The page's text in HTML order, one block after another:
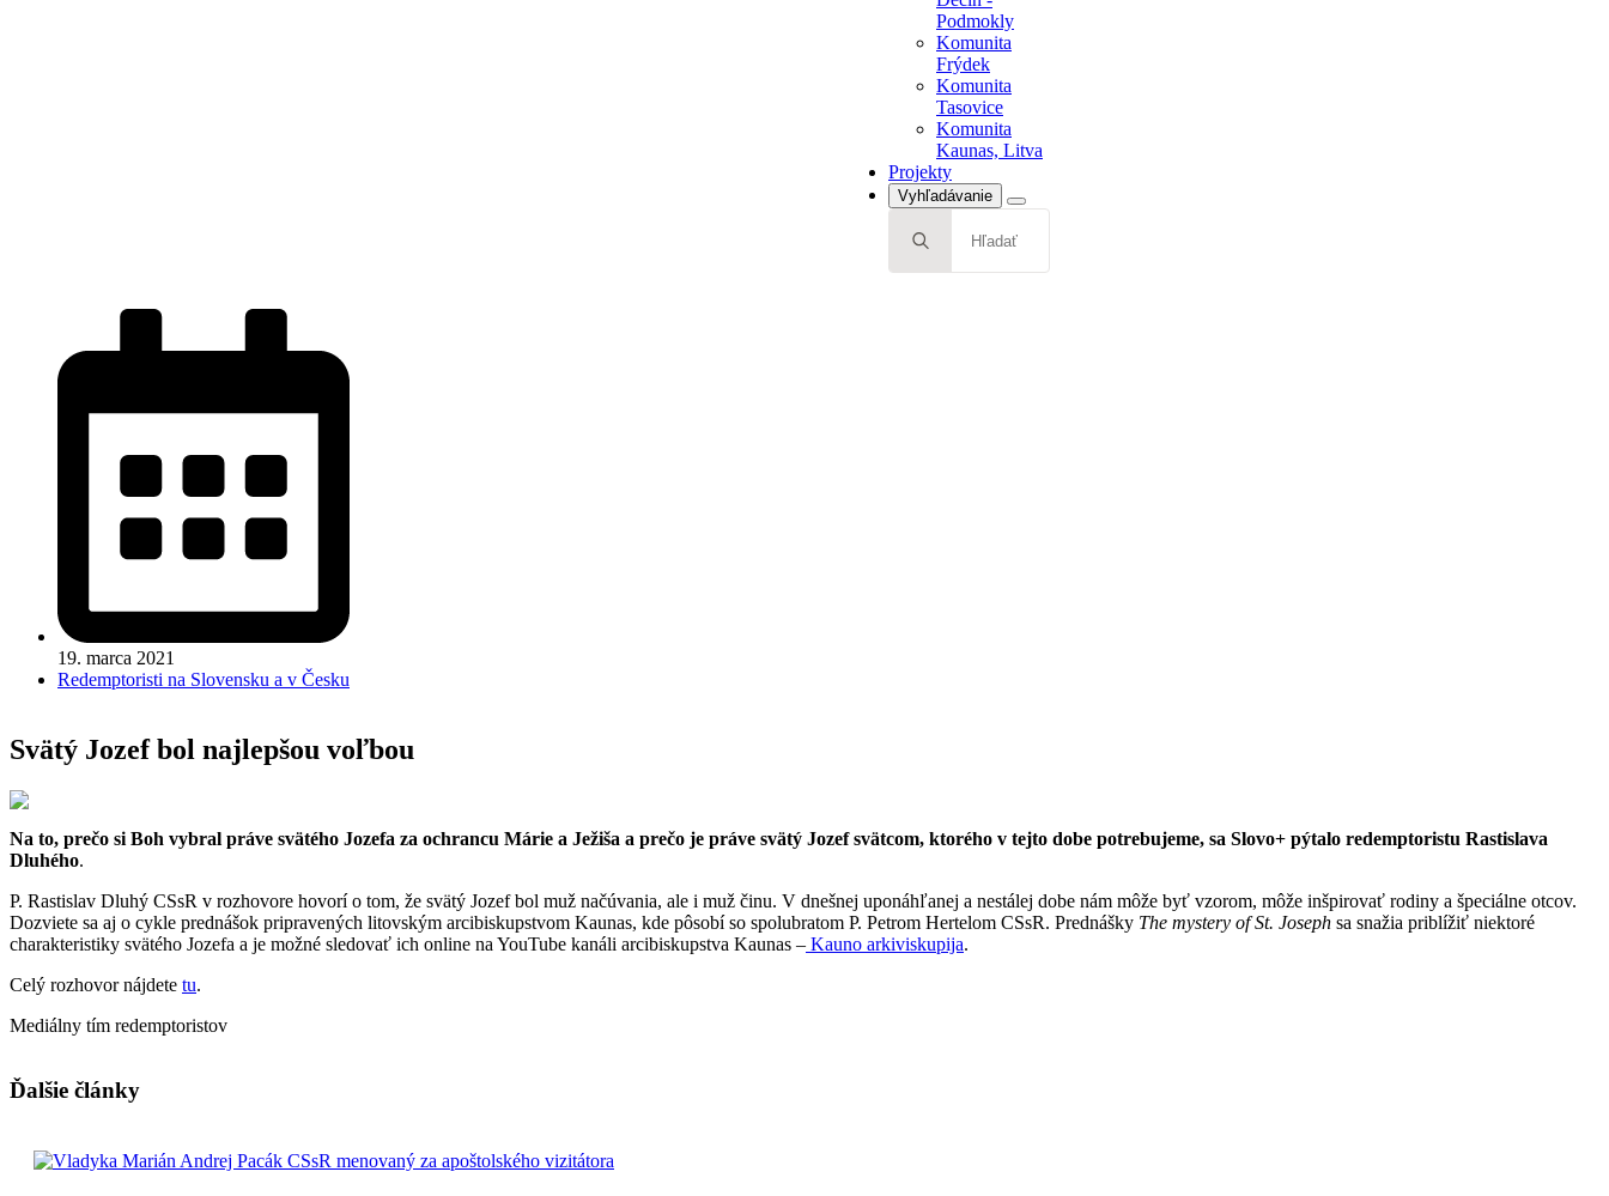
Podmokly
Komunita
Frýdek
Komunita
Tasovice
Komunita
Kaunas, Litva
Projekty
Vyhľadávanie
for:
Komunita
Kaunas, Litva
Projekty
19. marca 2021
Redemptoristi na Slovensku a v Česku
Svätý Jozef bol najlepšou voľbou
Na to, prečo si Boh vybral práve svätého Jozefa za ochrancu Márie a Ježiša a prečo je práve svätý Jozef svätcom, ktorého v tejto dobe potrebujeme, sa Slovo+ pýtalo redemptoristu Rastislava
Dluhého.
P. Rastislav Dluhý CSsR v rozhovore hovorí o tom, že svätý Jozef bol muž načúvania, ale i muž činu. V dnešnej uponáhľanej a nestálej dobe nám môže byť vzorom, môže inšpirovať rodiny a špeciálne otcov.
Dozviete sa aj o cykle prednášok pripravených litovským arcibiskupstvom Kaunas, kde pôsobí so spolubratom P. Petrom Hertelom CSsR. Prednášky The mystery of St. Joseph sa snažia priblížiť niektoré
charakteristiky svätého Jozefa a je možné sledovať ich online na YouTube kanáli arcibiskupstva Kaunas – Kauno arkiviskupija.
Celý rozhovor nájdete tu.
Mediálny tím redemptoristov
Ďalšie články